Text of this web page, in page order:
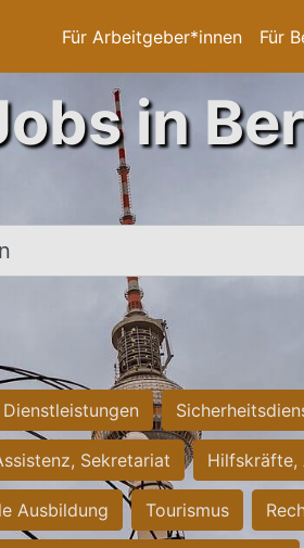
Für Arbeitgeber*innen Für
in
Sekretariat Hilfskräfte,
Ausbildung Tourismus